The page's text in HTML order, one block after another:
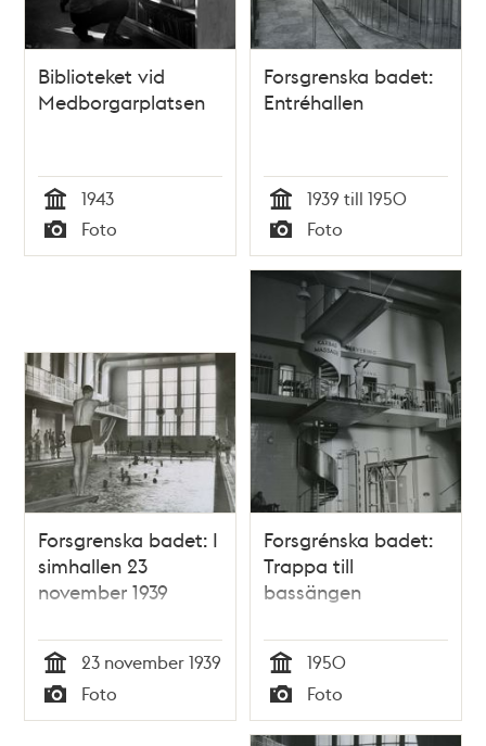
Biblioteket vid
Medborgarplatsen
Tid
1943
Typ
Foto
Forsgrenska badet:
Entréhallen
Tid
1939 till 1950
Typ
Foto
Forsgrenska badet: I
simhallen 23
november 1939
Tid
23 november 1939
Typ
Foto
Forsgrénska badet:
Trappa till
bassängen
Tid
1950
Typ
Foto